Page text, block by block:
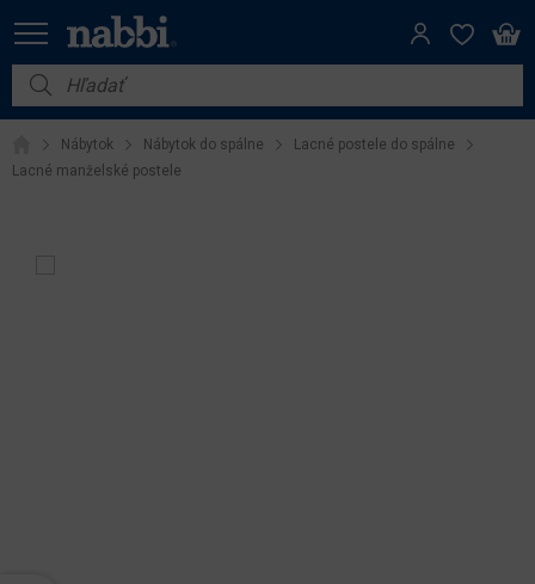
Nábytok
Vybavenie do domácnosti
Nábytok Nábytok do spálne
Lacné postele do spálne
Lacné manželské postele